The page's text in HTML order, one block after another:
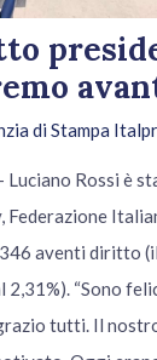
di Stampa
Luciano Rossi è
Federazione
aventi diritto
2,31%). “Sono
tutti. Il